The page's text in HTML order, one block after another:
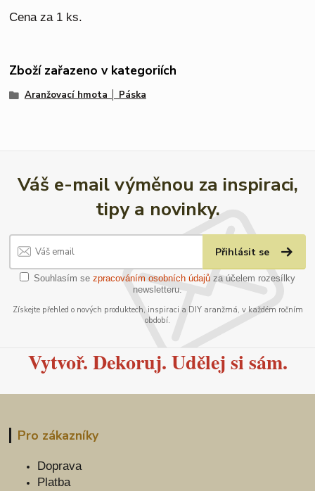
Cena za 1 ks.
Zboží zařazeno v kategoriích
Aranžovací hmota │ Páska
Váš e-mail výměnou za inspiraci,
tipy a novinky.
Přihlásit se
Souhlasím se zpracováním osobních údajů za účelem rozesílky
newsletteru.
Získejte přehled o nových produktech, inspiraci a DIY aranžmá, v každém ročním
období.
Vytvoř. Dekoruj. Udělej si sám.
Pro zákazníky
Doprava
Platba